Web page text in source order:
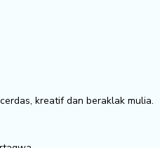
kreatif dan beraklak mulia.